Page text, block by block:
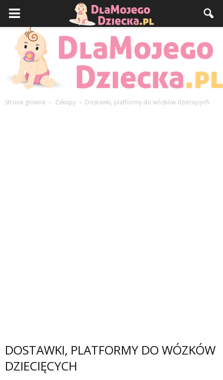
Strona główna Zakupy Dostawki, platformy do wózków dziecięcych
DOSTAWKI, PLATFORMY DO WÓZKÓW
DZIECIĘCYCH